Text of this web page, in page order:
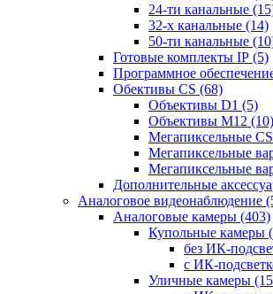
24-ти канальные
32-х канальные (14)
50-ти канальные
Готовые комплекты IP (5)
Программное
Обективы CS (68)
Объективы D1 (5)
Объективы M12 (10)
Мегапиксельные
Мегапиксельные
Мегапиксельные
Дополнительные
Аналоговое видеонаблюдение
Аналоговые камеры (403)
Купольные камеры
без ИК-
с ИК-
Уличные камеры